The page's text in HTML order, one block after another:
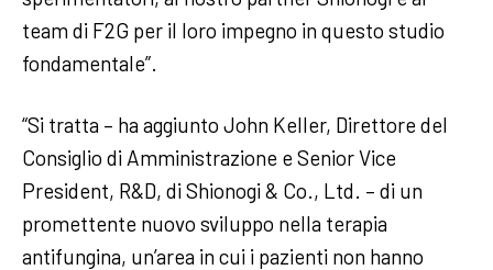
team di F2G per il loro impegno in questo studio
fondamentale”.
“Si tratta – ha aggiunto John Keller, Direttore del
Consiglio di Amministrazione e Senior Vice
President, R&D, di Shionogi & Co., Ltd. – di un
promettente nuovo sviluppo nella terapia
antifungina, un’area in cui i pazienti non hanno